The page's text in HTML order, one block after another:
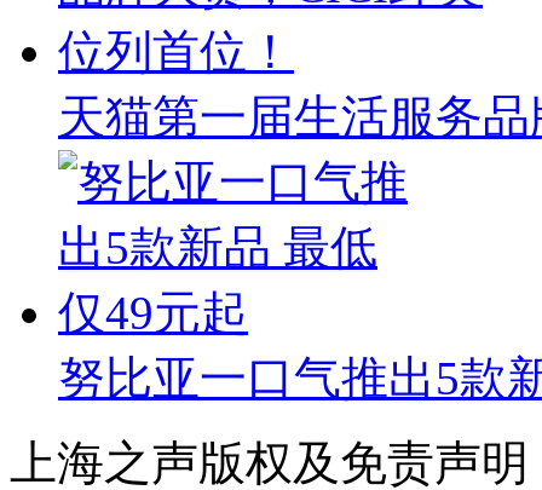
天猫第一届生活服务
努比亚一口气推出5款
上海之声版权及免责声明